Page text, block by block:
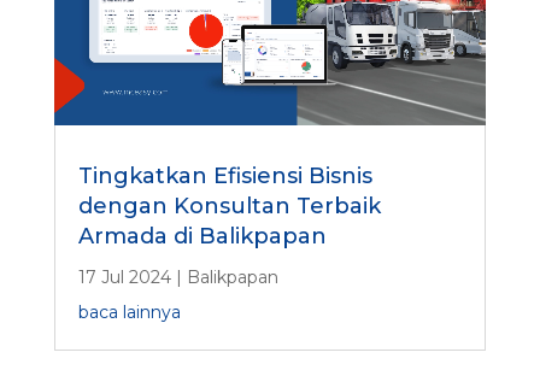
Tingkatkan Efisiensi Bisnis
dengan Konsultan Terbaik
Armada di Balikpapan
17 Jul 2024| Balikpapan
baca lainnya